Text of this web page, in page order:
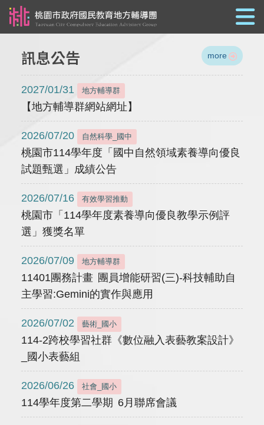
訊息公告 more
2027/01/31 地方輔導群
【地方輔導群網站網址】
2026/07/20 自然科學_國中
桃園市114學年度「國中自然領域素養導向優良
試題甄選」成績公告
2026/07/16 有效學習推動
桃園市「114學年度素養導向優良教學示例評
選」獲獎名單
2026/07/09 地方輔導群
11401團務計畫 團員增能研習(三)-科技輔助自
主學習:Gemini的實作與應用
2026/07/02 藝術_國小
114-2跨校學習社群《數位融入表藝教案設計》
_國小表藝組
2026/06/26 社會_國小
114學年度第二學期 6月聯席會議